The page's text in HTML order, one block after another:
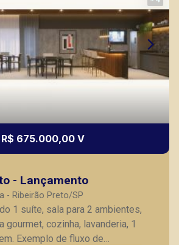
R$ 675.000,00 V
- Lançamento
- Ribeirão Preto/SP
1 suíte, sala para 2 ambientes,
gourmet, cozinha, lavanderia, 1
de